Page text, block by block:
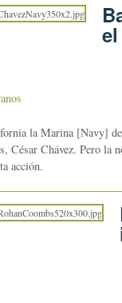
la Marina [Navy]
Chávez. Pero la
acción.